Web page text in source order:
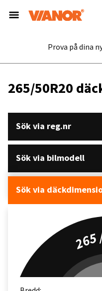
Prova på dina
265/50R20
Sök via reg.nr
Sök via bilmodell
Sök via